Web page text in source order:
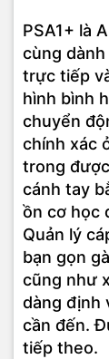
PSA1+ là
cùng
trực tiếp
hình bình
chuyển
chính xác
trong
cánh tay
ồn cơ học
Quản lý
bạn gọn
cũng như
dàng định
cần đến.
tiếp theo.